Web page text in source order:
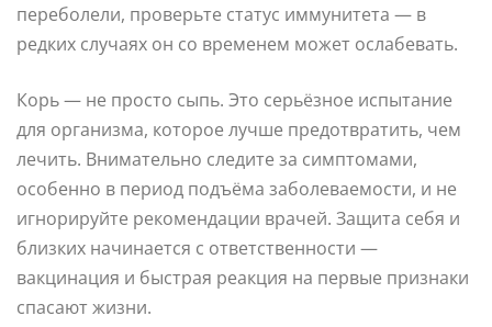
переболели, проверьте статус иммунитета — в
редких случаях он со временем может ослабевать.
Корь — не просто сыпь. Это серьёзное испытание
для организма, которое лучше предотвратить, чем
лечить. Внимательно следите за симптомами,
особенно в период подъёма заболеваемости, и не
игнорируйте рекомендации врачей. Защита себя и
близких начинается с ответственности —
вакцинация и быстрая реакция на первые признаки
спасают жизни.